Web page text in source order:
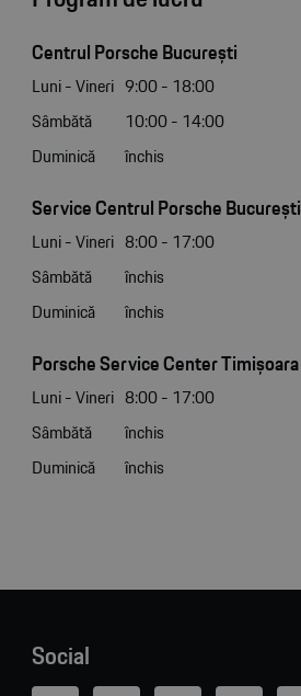
Centrul Porsche București
Luni - Vineri 9:00 - 18:00
Sâmbătă
10:00 - 14:00
Duminică
închis
Service Centrul Porsche București
Luni - Vineri 8:00 - 17:00
Sâmbătă
închis
Duminică
închis
Porsche Service Center Timișoara
Luni - Vineri 8:00 - 17:00
Sâmbătă
închis
Duminică
închis
Social